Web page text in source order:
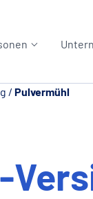
/ Pulvermühl